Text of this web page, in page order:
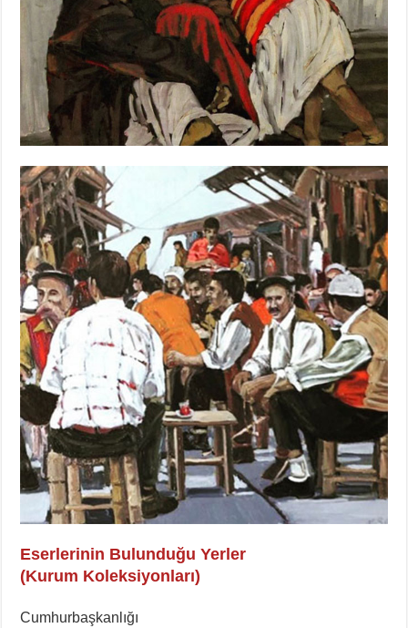
Eserlerinin Bulunduğu Yerler
(Kurum Koleksiyonları)
Cumhurbaşkanlığı